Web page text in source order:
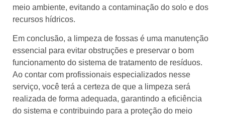
meio ambiente, evitando a contaminação do solo e dos
recursos hídricos.
Em conclusão, a limpeza de fossas é uma manutenção
essencial para evitar obstruções e preservar o bom
funcionamento do sistema de tratamento de resíduos.
Ao contar com profissionais especializados nesse
serviço, você terá a certeza de que a limpeza será
realizada de forma adequada, garantindo a eficiência
do sistema e contribuindo para a proteção do meio